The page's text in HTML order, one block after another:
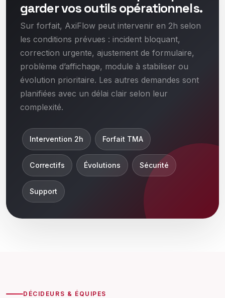
garder vos outils opérationnels.
Sur forfait, AxiFlow peut intervenir en 2h selon
les conditions prévues : incident bloquant,
correction urgente, ajustement de formulaire,
problème d’affichage, module à stabiliser ou
évolution prioritaire. Les autres demandes sont
planifiées avec un délai clair selon leur
complexité.
Intervention 2h Forfait TMA
Correctifs Évolutions Sécurité
Support
DÉCIDEURS & ÉQUIPES